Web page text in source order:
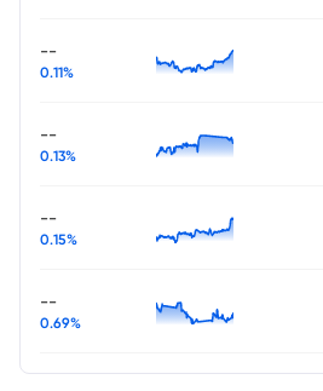
--
0.11%
--
0.13%
--
0.15%
--
0.69%